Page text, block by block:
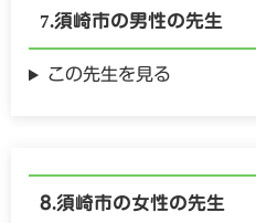
須崎市の男性の先生
この先生を見る
須崎市の女性の先生